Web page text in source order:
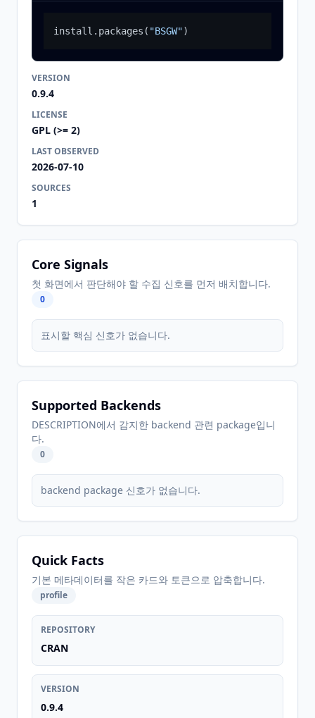
install.packages ( "BSGW")
VERSION
0.9.4
LICENSE
GPL (>= 2)
LAST OBSERVED
2026-07-10
SOURCES
1
Core Signals
첫 화면에서 판단해야 할 수집 신호를 먼저 배치합니다.
0
표시할 핵심 신호가 없습니다.
Supported Backends
DESCRIPTION에서 감지한 backend 관련 package입니
다.
0
backend package 신호가 없습니다.
Quick Facts
기본 메타데이터를 작은 카드와 토큰으로 압축합니다.
profile
REPOSITORY
CRAN
VERSION
0.9.4